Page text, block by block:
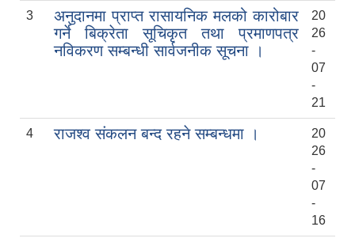
3
अनुदानमा प्राप्त रासायनिक मलको कारोबार
गर्ने बिक्रेता सूचिकृत तथा प्रमाणपत्र
नविकरण सम्बन्धी सार्वजनीक सूचना ।
20
26
-
07
-
21
4 राजश्व संकलन बन्द रहने सम्बन्धमा ।
20
26
-
07
-
16